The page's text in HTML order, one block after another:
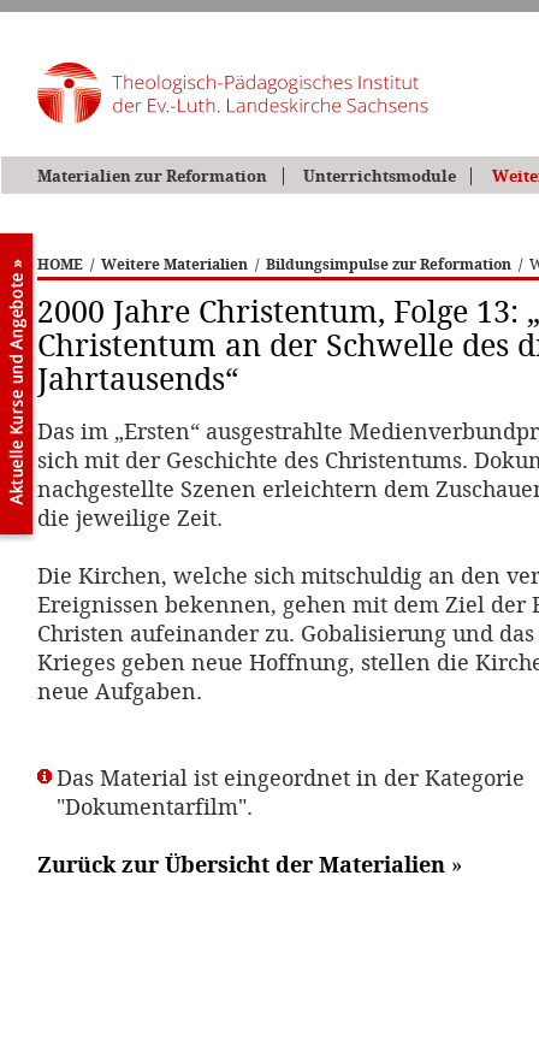
Materialien zur Reformation Unterrichtsmodule
HOME / Weitere Materialien / Bildungsimpulse zur Reformation /
2000 Jahre Christentum, Folge 13:
Christentum an der Schwelle des
Jahrtausends“
Das im „Ersten“ ausgestrahlte
sich mit der Geschichte des Christentums.
nachgestellte Szenen erleichtern dem
die jeweilige Zeit.
Die Kirchen, welche sich mitschuldig an den
Ereignissen bekennen, gehen mit dem Ziel der
Christen aufeinander zu. Gobalisierung und
Krieges geben neue Hoffnung, stellen die
neue Aufgaben.
Das Material ist eingeordnet in der Kategorie
"Dokumentarfilm".
Zurück zur Übersicht der Materialien »